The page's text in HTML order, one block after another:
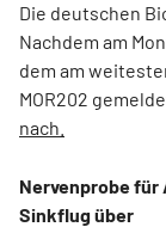
Die deutschen
Nachdem am
dem am
MOR202
nach.
Nervenprobe für
Sinkflug über